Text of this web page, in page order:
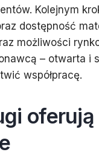
Kolejnym
dostępność
możliwości
– otwarta i
współpracę.